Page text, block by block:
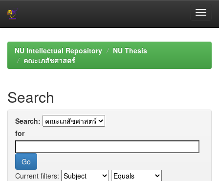
navigationNU Intellectual Repository
NU Thesis
คณะเภสัชศาสตร์
Search
Search:
for
Current filters: